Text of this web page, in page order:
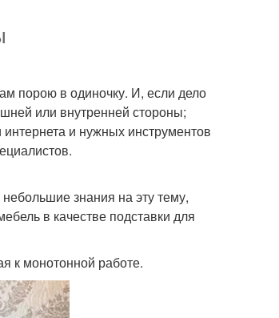
порою в одиночку. И, если дело
или внутренней стороны;
и нужных инструментов
знания на эту тему,
в качестве подставки для
к монотонной работе.